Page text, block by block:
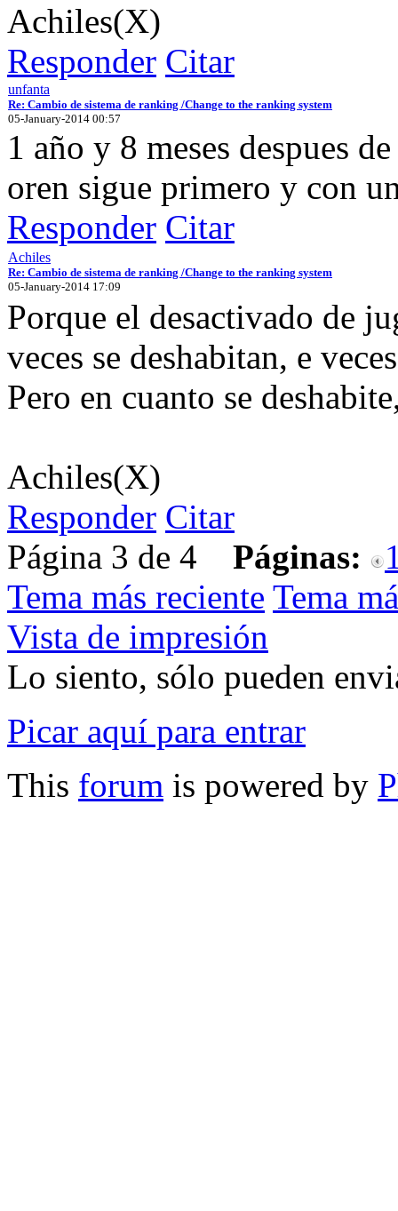
Achiles(X)
Responder Citar
unfanta
Re: Cambio de sistema de ranking /Change to the ranking system
05-January-2014 00:57
1 año y 8 meses despues
oren sigue primero y con
Responder Citar
Achiles
Re: Cambio de sistema de ranking /Change to the ranking system
05-January-2014 17:09
Porque el desactivado de
veces se deshabitan, e
Pero en cuanto se
Achiles(X)
Responder Citar
Página 3 de 4 Páginas:
Tema más reciente Tema
Vista de impresión
Lo siento, sólo pueden
Picar aquí para entrar
This forum is powered by